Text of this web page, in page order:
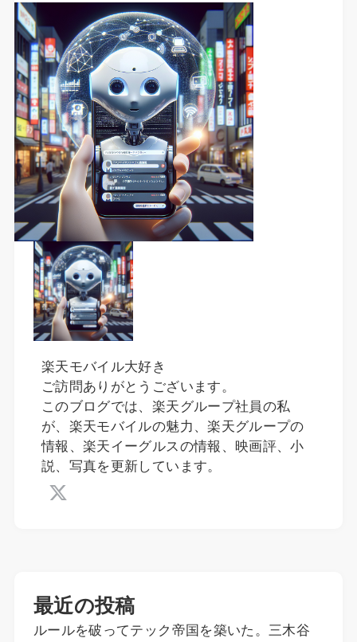
楽天モバイル大好き
ご訪問ありがとうございます。
このブログでは、楽天グループ社員の私
が、楽天モバイルの魅力、楽天グループの
情報、楽天イーグルスの情報、映画評、小
説、写真を更新しています。
最近の投稿
ルールを破ってテック帝国を築いた。三木谷